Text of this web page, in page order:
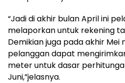
“Jadi di akhir bulan April ini
melaporkan untuk rekening
Demikian juga pada akhir Mei
pelanggan dapat
meter untuk dasar
Juni,”jelasnya.